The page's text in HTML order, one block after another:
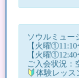
ソウルミュー
【火曜
【火曜
ご入会状況：
体験レッス